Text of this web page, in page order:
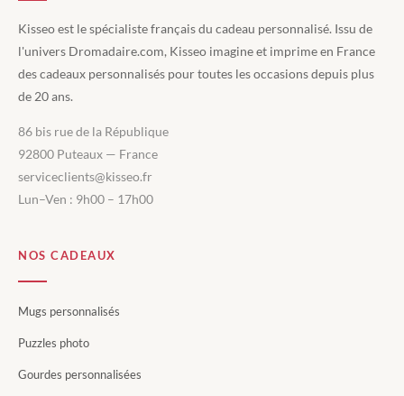
Kisseo est le spécialiste français du cadeau personnalisé. Issu de
l'univers Dromadaire.com, Kisseo imagine et imprime en France
des cadeaux personnalisés pour toutes les occasions depuis plus
de 20 ans.
86 bis rue de la République
92800 Puteaux — France
serviceclients@kisseo.fr
Lun–Ven : 9h00 – 17h00
NOS CADEAUX
Mugs personnalisés
Puzzles photo
Gourdes personnalisées